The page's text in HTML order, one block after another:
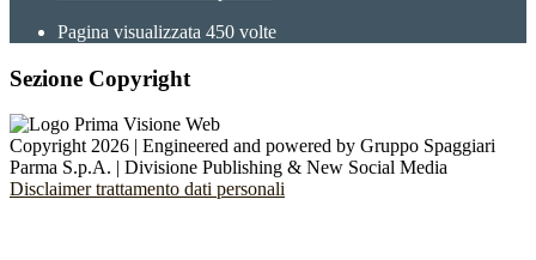
Pagina visualizzata 450 volte
Sezione Copyright
Copyright 2026 | Engineered and powered by Gruppo Spaggiari
Parma S.p.A. | Divisione Publishing & New Social Media
Disclaimer trattamento dati personali